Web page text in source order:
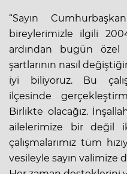
“Sayın
bireylerimizle ilgili 2004
ardından bugün özel
şartlarının nasıl
iyi biliyoruz. Bu
ilçesinde
Birlikte olacağız.
ailelerimize bir değil
çalışmalarımız tüm
vesileyle sayın valimize